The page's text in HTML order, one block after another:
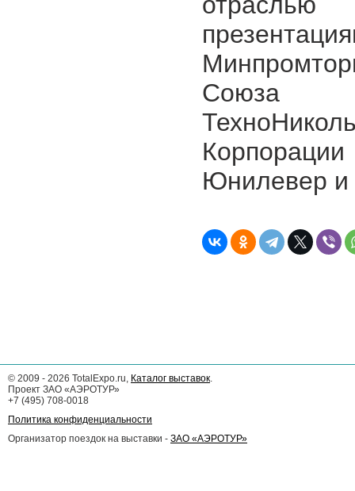
Союза
Юнилевер и
© 2009 - 2026 TotalExpo.ru, Каталог выставок.
Проект ЗАО «АЭРОТУР»
+7 (495) 708-0018
Политика конфиденциальности
Организатор поездок на выставки - ЗАО «АЭРОТУР»